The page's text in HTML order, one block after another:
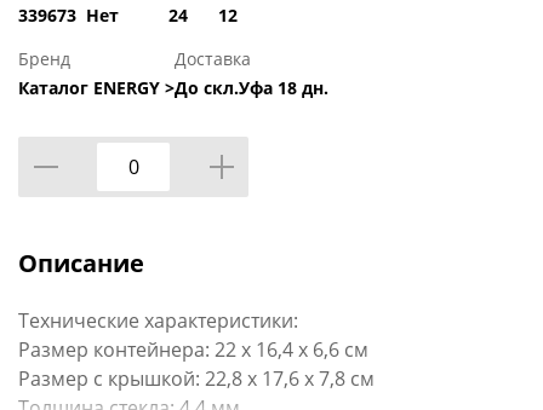
339673 Нет
24
12
Бренд
Каталог ENERGY >
Доставка
До скл.Уфа 18 дн.
Описание
Технические характеристики:
Размер контейнера: 22 х 16,4 х 6,6 см
Размер с крышкой: 22,8 х 17,6 х 7,8 см